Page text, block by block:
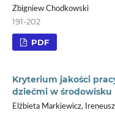
Zbigniew Chodkowski
191-202
PDF
Kryterium jakości
dziećmi w środowisku
Elżbieta Markiewicz,